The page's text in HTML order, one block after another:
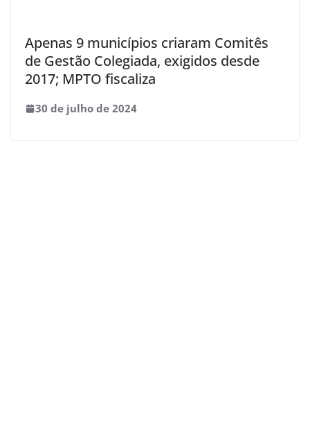
Apenas 9 municípios criaram Comitês
de Gestão Colegiada, exigidos desde
2017; MPTO fiscaliza
30 de julho de 2024